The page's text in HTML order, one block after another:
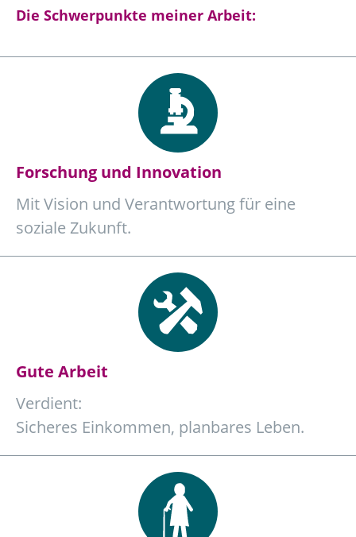
Die Schwerpunkte meiner Arbeit:
Forschung und Innovation
Mit Vision und Verantwortung für eine
soziale Zukunft.
Gute Arbeit
Verdient:
Sicheres Einkommen, planbares Leben.